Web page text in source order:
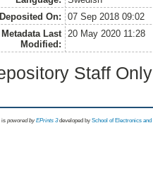
Deposited On:
07 Sep 2018 09:02
Metadata Last
Modified:
20 May 2020 11:28
Staff
is powored byEPrints 3 developed by School of Electronics